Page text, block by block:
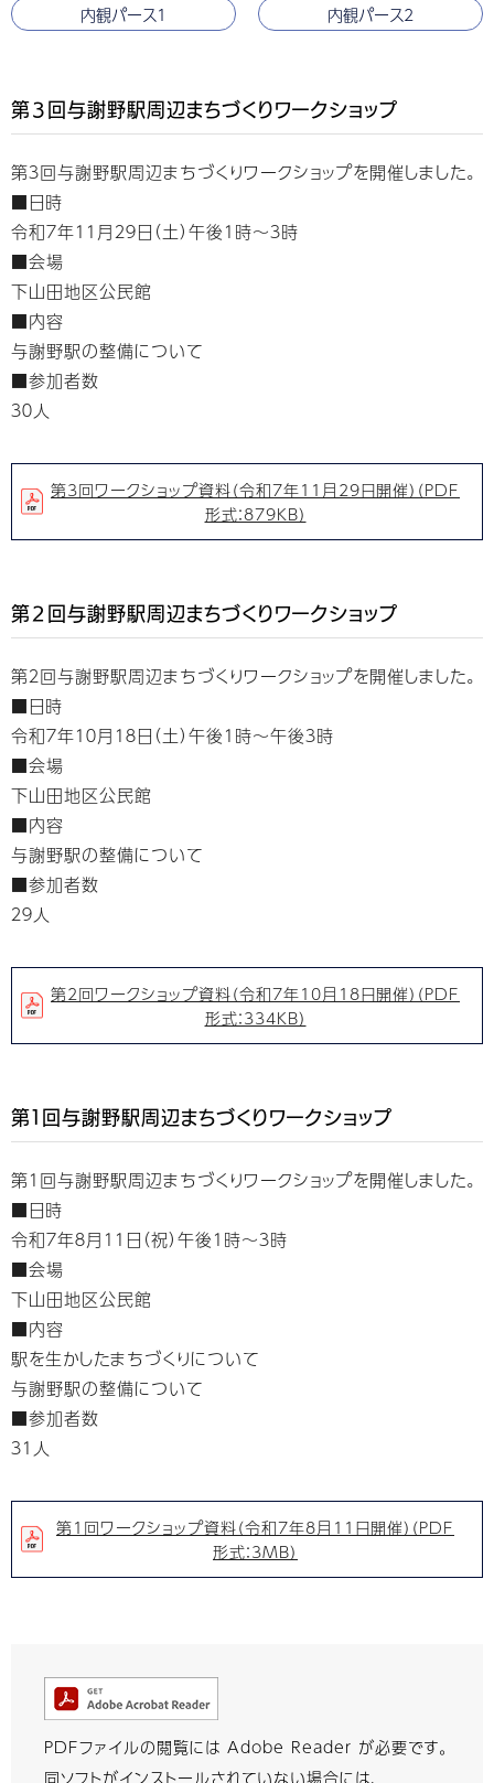
内観パース1 内観パース2
第３回与謝野駅周辺まちづくりワークショップ
第３回与謝野駅周辺まちづくりワークショップを開催しました。
■日時
令和７年１１月２９日（土）午後１時～３時
■会場
下山田地区公民館
■内容
与謝野駅の整備について
■参加者数
３０人
第3回ワークショップ資料（令和7年11月29日開催）（PDF
形式：879KB）
第２回与謝野駅周辺まちづくりワークショップ
第２回与謝野駅周辺まちづくりワークショップを開催しました。
■日時
令和７年１０月１８日（土）午後１時～午後３時
■会場
下山田地区公民館
■内容
与謝野駅の整備について
■参加者数
２９人
第2回ワークショップ資料（令和7年10月18日開催）（PDF
形式：334KB）
第１回与謝野駅周辺まちづくりワークショップ
第１回与謝野駅周辺まちづくりワークショップを開催しました。
■日時
令和７年８月１１日（祝）午後１時～３時
■会場
下山田地区公民館
■内容
駅を生かしたまちづくりについて
与謝野駅の整備について
■参加者数
３１人
第1回ワークショップ資料（令和7年8月11日開催）（PDF
形式：3MB）
PDFファイルの閲覧には Adobe Reader が必要です。
同ソフトがインストールされていない場合には、